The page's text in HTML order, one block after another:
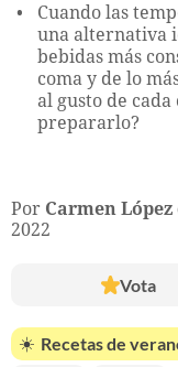
Cuando las
una alternativa
bebidas más
coma y de lo
al gusto de cada
prepararlo?
Por Carmen
2022
Vota
☀️ Recetas de